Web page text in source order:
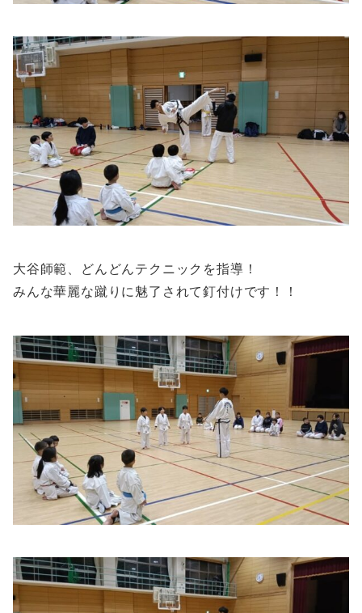
大谷師範、どんどんテクニックを指導！
みんな華麗な蹴りに魅了されて釘付けです！！